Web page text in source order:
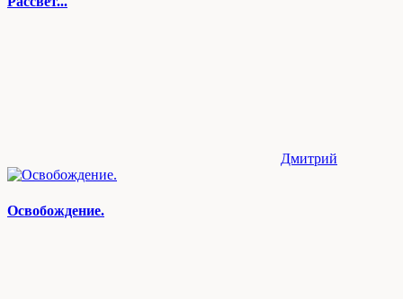
Дмитрий
Освобождение.